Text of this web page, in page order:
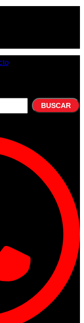
BUSCAR